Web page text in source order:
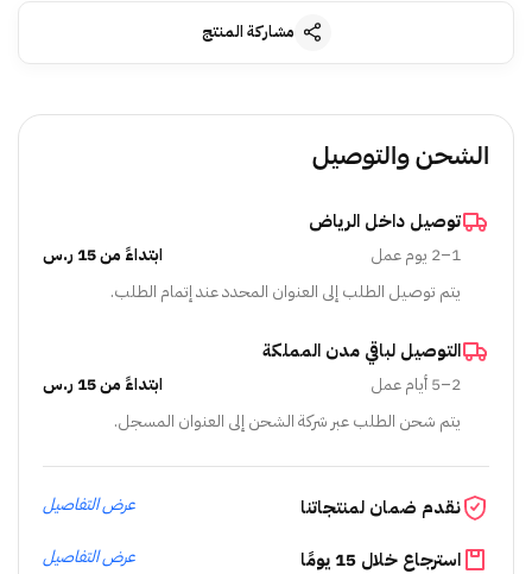
مشاركة المنتج
الشحن والتوصيل
توصيل داخل الرياض
1–2 يوم عمل
ابتداءً من 15 ر.س
يتم توصيل الطلب إلى العنوان المحدد عند إتمام الطلب.
التوصيل لباقي مدن المملكة
2–5 أيام عمل
ابتداءً من 15 ر.س
يتم شحن الطلب عبر شركة الشحن إلى العنوان المسجل.
نقدم ضمان لمنتجاتنا عرض التفاصيل
استرجاع خلال 15 يومًا عرض التفاصيل